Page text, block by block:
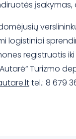
logistiniai
registruotis iki
Turizmo
tel.: 8 679